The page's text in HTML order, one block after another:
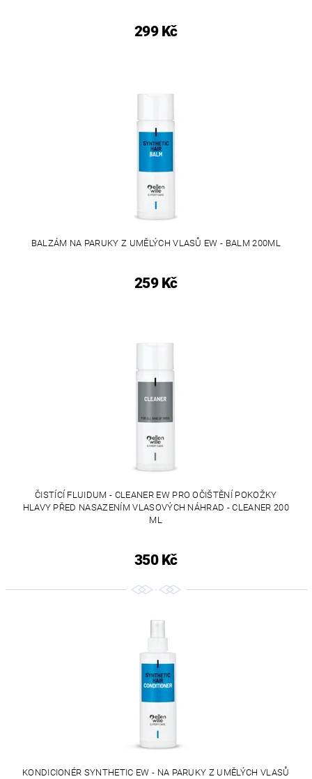
299 Kč
BALZÁM NA PARUKY Z UMĚLÝCH VLASŮ EW - BALM 200ML
259 Kč
ČISTÍCÍ FLUIDUM - CLEANER EW PRO OČIŠTĚNÍ POKOŽKY
HLAVY PŘED NASAZENÍM VLASOVÝCH NÁHRAD - CLEANER 200
ML
350 Kč
KONDICIONÉR SYNTHETIC EW - NA PARUKY Z UMĚLÝCH VLASŮ